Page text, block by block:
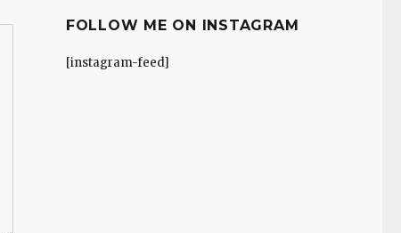
FOLLOW ME ON INSTAGRAM
[instagram-feed]